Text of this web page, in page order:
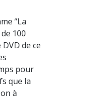
“La
100
de ce
pour
que la
à